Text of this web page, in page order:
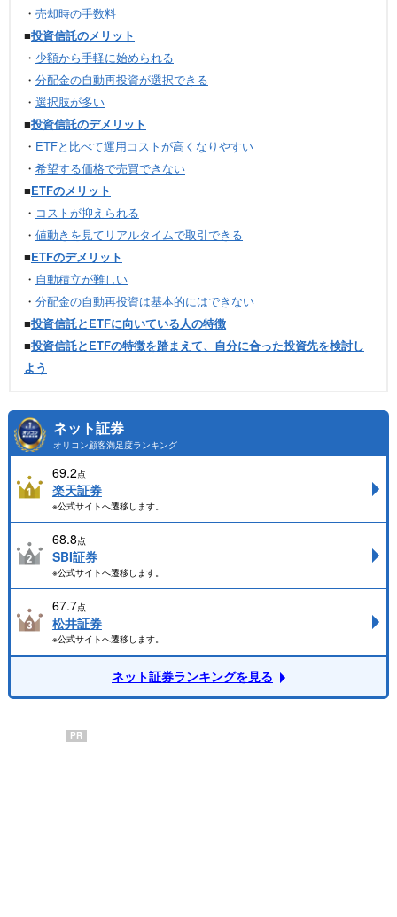
・ 売却時の手数料
■投資信託のメリット
・ 少額から手軽に始められる
・ 分配金の自動再投資が選択できる
・ 選択肢が多い
■投資信託のデメリット
・ ETFと比べて運用コストが高くなりやすい
・ 希望する価格で売買できない
■ETFのメリット
・ コストが抑えられる
・ 値動きを見てリアルタイムで取引できる
■ETFのデメリット
・ 自動積立が難しい
・ 分配金の自動再投資は基本的にはできない
■投資信託とETFに向いている人の特徴
■投資信託とETFの特徴を踏まえて、自分に合った投資先を検討し
よう
ネット証券
オリコン顧客満足度ランキング
69.2点
楽天証券
※公式サイトへ遷移します。
68.8点
SBI証券
※公式サイトへ遷移します。
67.7点
松井証券
※公式サイトへ遷移します。
ネット証券ランキングを見る
PR